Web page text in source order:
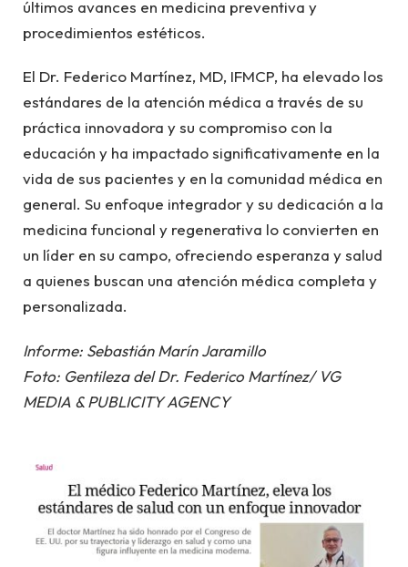
últimos avances en medicina preventiva y
procedimientos estéticos.
El Dr. Federico Martínez, MD, IFMCP, ha elevado los
estándares de la atención médica a través de su
práctica innovadora y su compromiso con la
educación y ha impactado significativamente en la
vida de sus pacientes y en la comunidad médica en
general. Su enfoque integrador y su dedicación a la
medicina funcional y regenerativa lo convierten en
un líder en su campo, ofreciendo esperanza y salud
a quienes buscan una atención médica completa y
personalizada.
Informe: Sebastián Marín Jaramillo
Foto: Gentileza del Dr. Federico Martínez/ VG
MEDIA & PUBLICITY AGENCY